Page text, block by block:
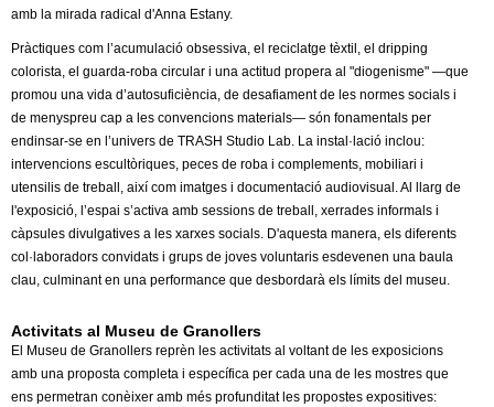
amb la mirada radical d'Anna Estany.
Pràctiques com l’acumulació obsessiva, el reciclatge tèxtil, el dripping
colorista, el guarda-roba circular i una actitud propera al "diogenisme" —que
promou una vida d’autosuficiència, de desafiament de les normes socials i
de menyspreu cap a les convencions materials— són fonamentals per
endinsar-se en l’univers de TRASH Studio Lab. La instal·lació inclou:
intervencions escultòriques, peces de roba i complements, mobiliari i
utensilis de treball, així com imatges i documentació audiovisual. Al llarg de
l'exposició, l’espai s’activa amb sessions de treball, xerrades informals i
càpsules divulgatives a les xarxes socials. D'aquesta manera, els diferents
col·laboradors convidats i grups de joves voluntaris esdevenen una baula
clau, culminant en una performance que desbordarà els límits del museu.
Activitats al Museu de Granollers
El Museu de Granollers reprèn les activitats al voltant de les exposicions
amb una proposta completa i específica per cada una de les mostres que
ens permetran conèixer amb més profunditat les propostes expositives: